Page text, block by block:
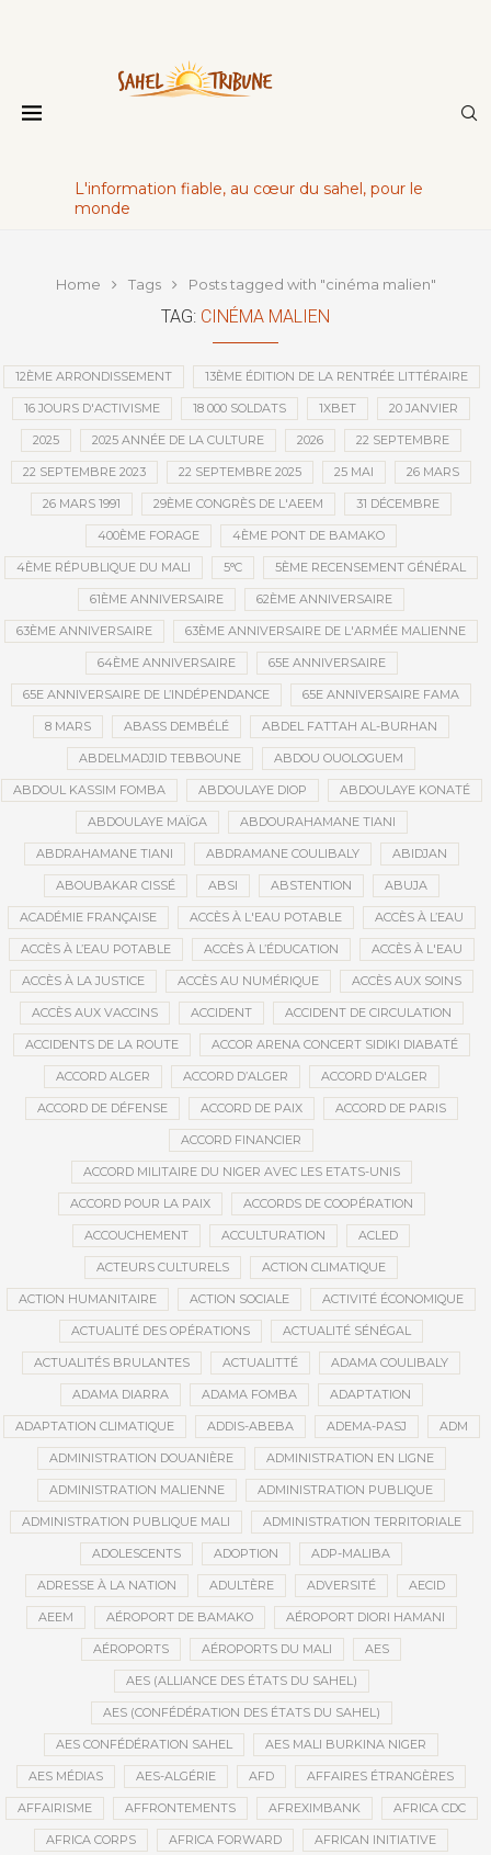
L'information fiable, au cœur du sahel, pour le
monde
Home Tags Posts tagged with "cinéma malien"
TAG: CINÉMA MALIEN
12ÈME ARRONDISSEMENT 13ÈME ÉDITION DE LA RENTRÉE LITTÉRAIRE
16 JOURS D'ACTIVISME 18 000 SOLDATS 1XBET 20 JANVIER
2025 2025 ANNÉE DE LA CULTURE 2026 22 SEPTEMBRE
22 SEPTEMBRE 2023 22 SEPTEMBRE 2025 25 MAI 26 MARS
26 MARS 1991 29ÈME CONGRÈS DE L'AEEM 31 DÉCEMBRE
400ÈME FORAGE 4ÈME PONT DE BAMAKO
4ÈME RÉPUBLIQUE DU MALI 5°C 5ÈME RECENSEMENT GÉNÉRAL
61ÈME ANNIVERSAIRE 62ÈME ANNIVERSAIRE
63ÈME ANNIVERSAIRE 63ÈME ANNIVERSAIRE DE L'ARMÉE MALIENNE
64ÈME ANNIVERSAIRE 65E ANNIVERSAIRE
65E ANNIVERSAIRE DE L’INDÉPENDANCE 65E ANNIVERSAIRE FAMA
8 MARS ABASS DEMBÉLÉ ABDEL FATTAH AL-BURHAN
ABDELMADJID TEBBOUNE ABDOU OUOLOGUEM
ABDOUL KASSIM FOMBA ABDOULAYE DIOP ABDOULAYE KONATÉ
ABDOULAYE MAÏGA ABDOURAHAMANE TIANI
ABDRAHAMANE TIANI ABDRAMANE COULIBALY ABIDJAN
ABOUBAKAR CISSÉ ABSI ABSTENTION ABUJA
ACADÉMIE FRANÇAISE ACCÈS À L'EAU POTABLE ACCÈS À L’EAU
ACCÈS À L’EAU POTABLE ACCÈS À L’ÉDUCATION ACCÈS À L'EAU
ACCÈS À LA JUSTICE ACCÈS AU NUMÉRIQUE ACCÈS AUX SOINS
ACCÈS AUX VACCINS ACCIDENT ACCIDENT DE CIRCULATION
ACCIDENTS DE LA ROUTE ACCOR ARENA CONCERT SIDIKI DIABATÉ
ACCORD ALGER ACCORD D’ALGER ACCORD D'ALGER
ACCORD DE DÉFENSE ACCORD DE PAIX ACCORD DE PARIS
ACCORD FINANCIER
ACCORD MILITAIRE DU NIGER AVEC LES ETATS-UNIS
ACCORD POUR LA PAIX ACCORDS DE COOPÉRATION
ACCOUCHEMENT ACCULTURATION ACLED
ACTEURS CULTURELS ACTION CLIMATIQUE
ACTION HUMANITAIRE ACTION SOCIALE ACTIVITÉ ÉCONOMIQUE
ACTUALITÉ DES OPÉRATIONS ACTUALITÉ SÉNÉGAL
ACTUALITÉS BRULANTES ACTUALITTÉ ADAMA COULIBALY
ADAMA DIARRA ADAMA FOMBA ADAPTATION
ADAPTATION CLIMATIQUE ADDIS-ABEBA ADEMA-PASJ ADM
ADMINISTRATION DOUANIÈRE ADMINISTRATION EN LIGNE
ADMINISTRATION MALIENNE ADMINISTRATION PUBLIQUE
ADMINISTRATION PUBLIQUE MALI ADMINISTRATION TERRITORIALE
ADOLESCENTS ADOPTION ADP-MALIBA
ADRESSE À LA NATION ADULTÈRE ADVERSITÉ AECID
AEEM AÉROPORT DE BAMAKO AÉROPORT DIORI HAMANI
AÉROPORTS AÉROPORTS DU MALI AES
AES (ALLIANCE DES ÉTATS DU SAHEL)
AES (CONFÉDÉRATION DES ÉTATS DU SAHEL)
AES CONFÉDÉRATION SAHEL AES MALI BURKINA NIGER
AES MÉDIAS AES-ALGÉRIE AFD AFFAIRES ÉTRANGÈRES
AFFAIRISME AFFRONTEMENTS AFREXIMBANK AFRICA CDC
AFRICA CORPS AFRICA FORWARD AFRICAN INITIATIVE